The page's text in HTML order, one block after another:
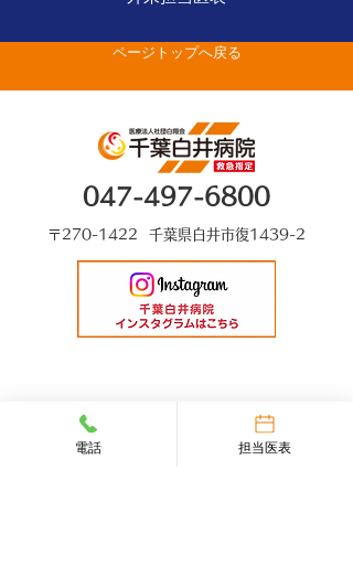
ページトップへ戻る
047-497-6800
〒270-1422 千葉県白井市復1439-2
電話 担当医表